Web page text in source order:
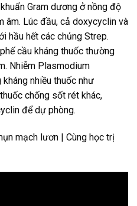
Gram dương ở nồng độ
âm. Lúc đầu, cả doxycyclin và
hầu hết các chủng Strep.
cầu kháng thuốc thường
Nhiễm Plasmodium
nhiều thuốc như
chống sốt rét khác,
để dự phòng.
mạch lươn | Cùng học trị